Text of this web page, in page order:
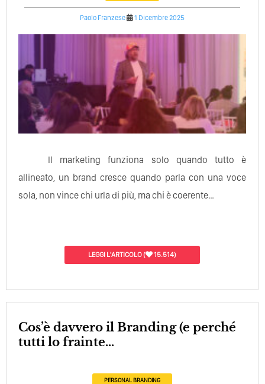
Paolo Franzese 1 Dicembre 2025
Il marketing funziona solo quando tutto è
allineato, un brand cresce quando parla con una voce
sola, non vince chi urla di più, ma chi è coerente…
LEGGI L'ARTICOLO( 15.514)
Cos’è davvero il Branding (e perché
tutti lo frainte...
PERSONAL BRANDING